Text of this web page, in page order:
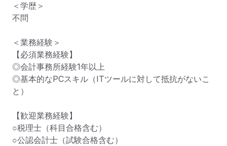
＜学歴＞
不問
＜業務経験＞
【必須業務経験】
◎会計事務所経験1年以上
◎基本的なPCスキル（ITツールに対して抵抗がないこ
と）
【歓迎業務経験】
○税理士（科目合格含む）
○公認会計士（試験合格含む）